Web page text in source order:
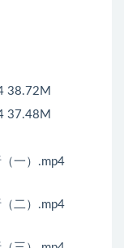
38.72M
37.48M
一）.mp4
二）.mp4